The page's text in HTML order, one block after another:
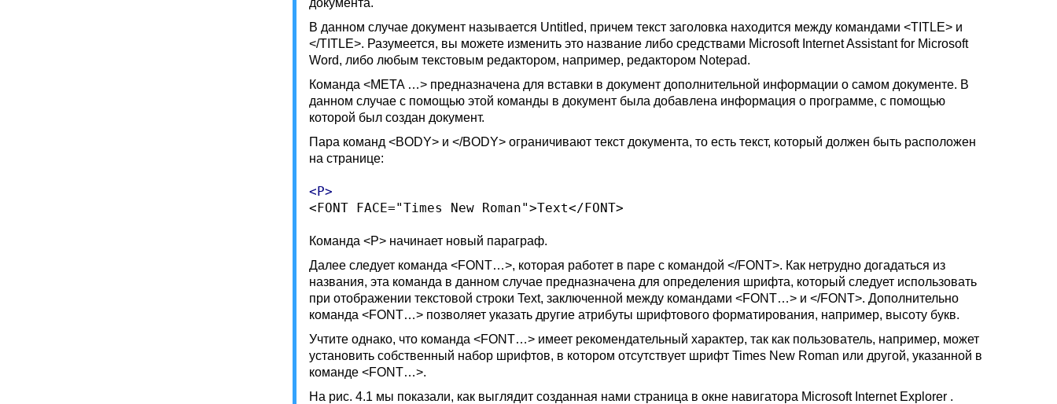
документа.
В данном случае документ называется Untitled, причем текст заголовка находится между командами <TITLE> и
</TITLE>. Разумеется, вы можете изменить это название либо средствами Microsoft Internet Assistantfor Microsoft
Word, либо любым текстовым редактором, например, редактором Notepad.
Команда <META …> предназначена для вставки в документ дополнительной информации о самом документе. В
данном случае с помощью этой команды в документ была добавлена информация о программе, с помощью
которой был создан документ.
Пара команд <BODY> и </BODY> ограничивают текст документа, то есть текст, который должен быть расположен
на странице:
Команда <P> начинает новый параграф.
Далее следует команда <FONT…>, которая работет в паре с командой </FONT>. Как нетрудно догадаться из
названия, эта команда в данном случае предназначена для определения шрифта, который следует использовать
при отображении текстовой строки Text, заключенной между командами <FONT…> и </FONT>. Дополнительно
команда <FONT…> позволяет указать другие атрибуты шрифтового форматирования, например, высоту букв.
Учтите однако, что команда <FONT…> имеет рекомендательный характер, так как пользователь, например, может
установить собственный набор шрифтов, в котором отсутствует шрифт Times New Roman или другой, указанной в
команде <FONT…>.
На рис. 4.1 мы показали, как выглядит созданная нами страница в окне навигатора Microsoft Internet Explorer .